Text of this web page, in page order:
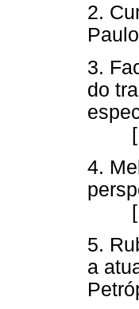
2.
3.
do
[
4.
[
5.
a